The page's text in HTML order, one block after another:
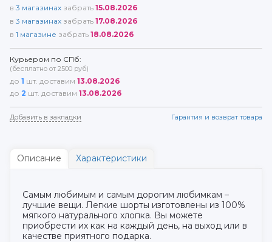
в 3 магазинах забрать 15.08.2026
в 3 магазинах забрать 17.08.2026
в 1 магазине забрать 18.08.2026
Курьером по СПб:
(бесплатно от 2500 руб)
до 1 шт. доставим 13.08.2026
до 2 шт. доставим 13.08.2026
Добавить в закладки Гарантия и возврат товара
Описание Характеристики
Самым любимым и самым дорогим любимкам –
лучшие вещи. Легкие шорты изготовлены из 100%
мягкого натурального хлопка. Вы можете
приобрести их как на каждый день, на выход или в
качестве приятного подарка.